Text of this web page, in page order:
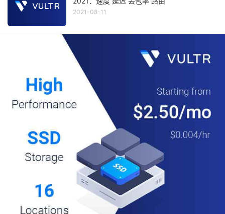
2021-08-11